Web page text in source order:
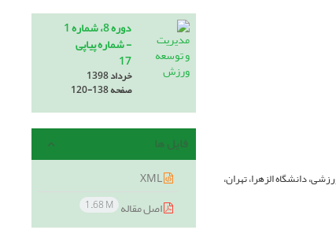
ایران، 4. کارشناس ارشد مدیریت ورزشی، دانشگاه الزهرا، تهران،
دوره 8، شماره 1
- شماره پیاپی
17
خرداد 1398
صفحه120-138
فایل ها
XML
اصل مقاله 1.68 M